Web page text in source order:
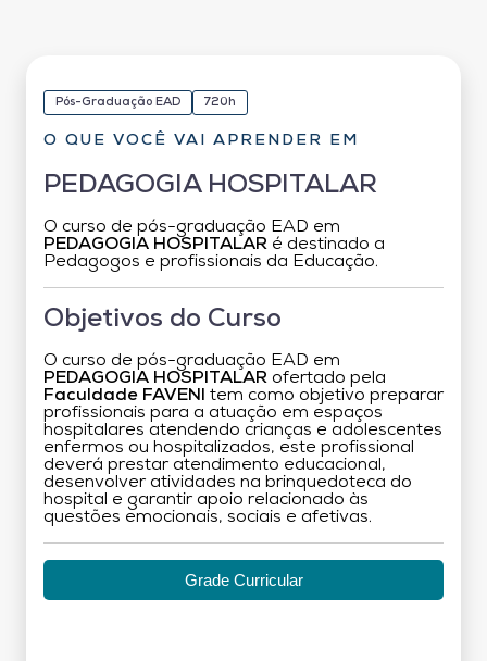
Pós-Graduação EAD 720h
O QUE VOCÊ VAI APRENDER EM
PEDAGOGIA HOSPITALAR
O curso de pós-graduação EAD em
PEDAGOGIA HOSPITALAR é destinado a
Pedagogos e profissionais da Educação.
Objetivos do Curso
O curso de pós-graduação EAD em
PEDAGOGIA HOSPITALAR ofertado pela
Faculdade FAVENI
tem como objetivo preparar
profissionais para a atuação em espaços
hospitalares atendendo crianças e adolescentes
enfermos ou hospitalizados, este profissional
deverá prestar atendimento educacional,
desenvolver atividades na brinquedoteca do
hospital e garantir apoio relacionado às
questões emocionais, sociais e afetivas.
Grade Curricular